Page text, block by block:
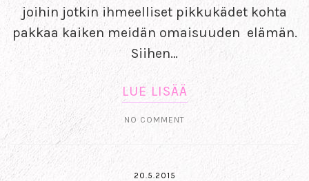
joihin jotkin ihmeelliset pikkukädet kohta
pakkaa kaiken meidän omaisuuden elämän.
Siihen…
LUE LISÄÄ
NO COMMENT
20.5.2015